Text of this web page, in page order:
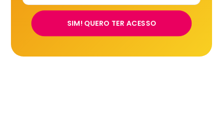
SIM! QUERO TER ACESSO